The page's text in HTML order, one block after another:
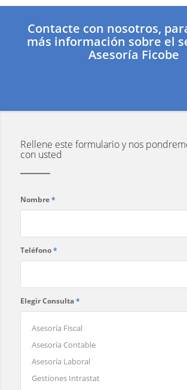
Contacte con nosotros,
más información sobre el
Asesoría Ficobe
Rellene este formulario y nos
con usted
Nombre*
Teléfono*
Elegir Consulta*